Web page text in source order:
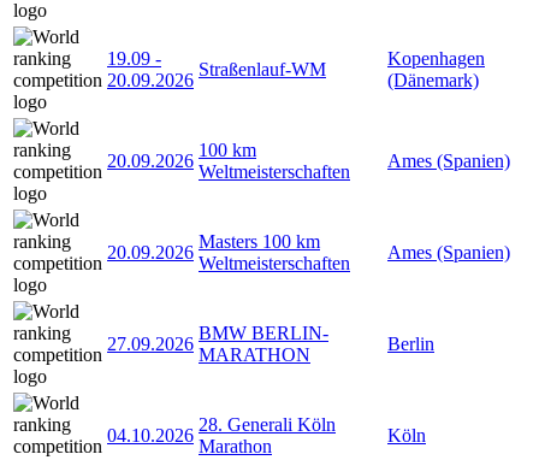
19.09 -
20.09.2026
Straßenlauf-WM
Kopenhagen
(Dänemark)
20.09.2026
100 km
Weltmeisterschaften
Ames (Spanien)
20.09.2026
Masters 100 km
Weltmeisterschaften
Ames (Spanien)
27.09.2026
BMW BERLIN-
MARATHON
Berlin
04.10.2026
28. Generali Köln
Marathon
Köln